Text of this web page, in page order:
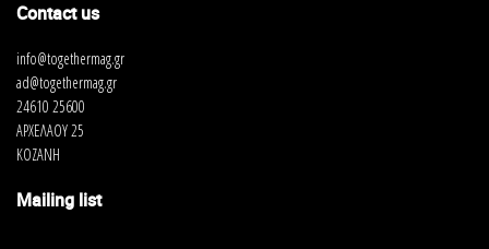
Contact us
info@togethermag.gr
ad@togethermag.gr
24610 25600
ΑΡΧΕΛΑΟΥ 25
ΚΟΖΑΝΗ
Mailing list